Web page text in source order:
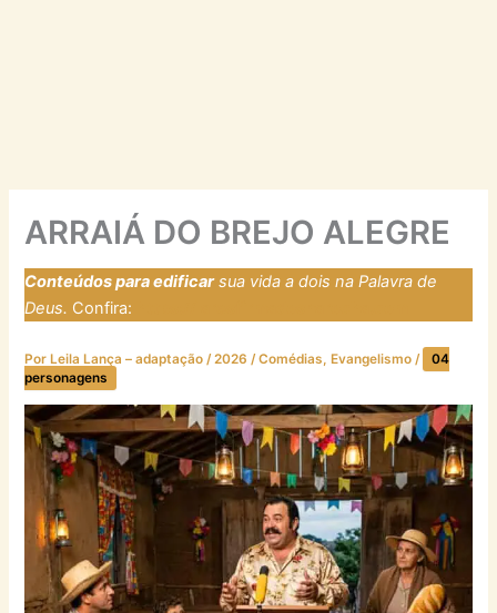
ARRAIÁ DO BREJO ALEGRE
Conteúdos para edificarsua vida a dois na Palavra de
Deus. Confira:
Por Leila Lança – adaptação/2026/Comédias, Evangelismo /
04
personagens